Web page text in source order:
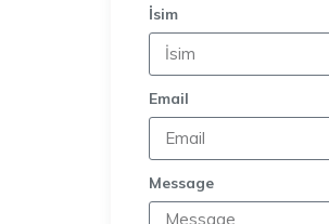
İsim
Email
Message